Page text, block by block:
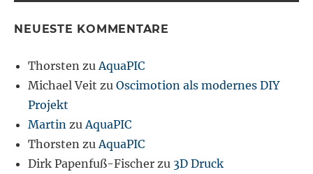
NEUESTE KOMMENTARE
Thorsten zuAquaPIC
Michael Veit zuOscimotion als modernes DIY
Projekt
Martin zuAquaPIC
Thorsten zuAquaPIC
Dirk Papenfuß-Fischer zu 3D Druck